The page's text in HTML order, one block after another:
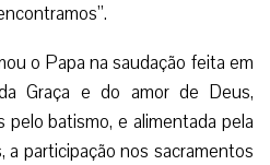
o Papa na saudação feita em
Graça e do amor de Deus,
pelo batismo, e alimentada pela
a participação nos sacramentos